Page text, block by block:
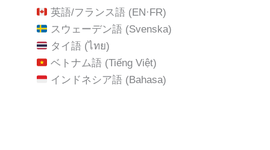
英語/フランス語 (EN·FR)
スウェーデン語 (Svenska)
タイ語 (ไทย)
ベトナム語 (Tiếng Việt)
インドネシア語 (Bahasa)